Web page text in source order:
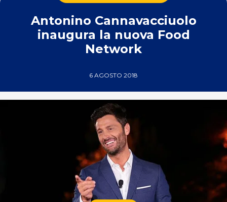
Antonino Cannavacciuolo
inaugura la nuova Food
Network
6 AGOSTO 2018